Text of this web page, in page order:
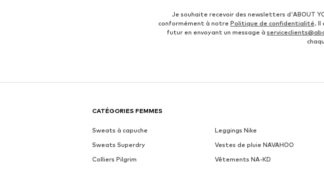
Je souhaite recevoir des newsletters d'ABOUT
conformément à notre Politique de confidentialité. Il
futur en envoyant un message à
CATÉGORIES FEMMES
Sweats à capuche Leggings Nike
Sweats Superdry
Vestes de pluie NAVAHOO
Colliers Pilgrim
Vêtements NA-KD